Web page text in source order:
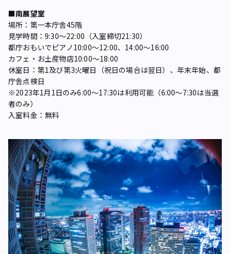
■南展望室
場所：第一本庁舎45階
見学時間：9:30～22:00（入室締切21:30）
都庁おもいでピアノ10:00～12:00、14:00～16:00
カフェ・お土産物店10:00～18:00
休室日：第1及び第3火曜日（祝日の場合は翌日）、年末年始、都
庁舎点検日
※2023年1月1日のみ6:00～17:30は利用可能（6:00～7:30は当選
者のみ）
入室料金：無料